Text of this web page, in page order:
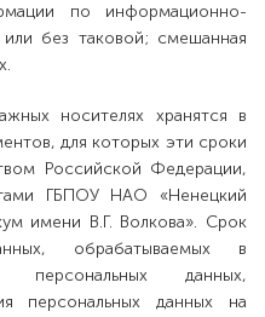
по информационно-
без таковой; смешанная
носителях хранятся в
для которых эти сроки
Российской Федерации,
ГБПОУ НАО «Ненецкий
имени В.Г. Волкова». Срок
обрабатываемых в
персональных данных,
персональных данных на